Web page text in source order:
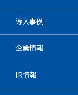
導入事例
企業情報
IR情報